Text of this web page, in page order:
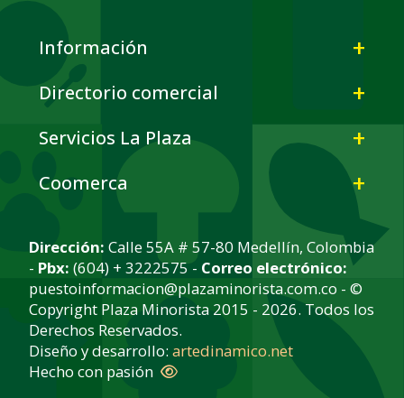
Información
Directorio comercial
Servicios La Plaza
Coomerca
Dirección: Calle 55A # 57-80 Medellín, Colombia
- Pbx: (604) + 3222575 - Correo electrónico:
puestoinformacion@plazaminorista.com.co - ©
Copyright Plaza Minorista 2015 - 2026. Todos los
Derechos Reservados.
Diseño y desarrollo:artedinamico.net
Hecho con pasión